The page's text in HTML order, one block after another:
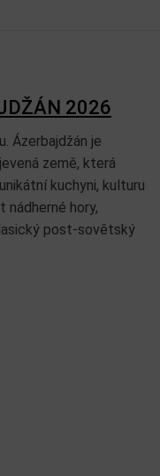
2026
Ázerbajdžán je
země, která
kuchyni, kulturu
nádherné hory,
post-sovětský